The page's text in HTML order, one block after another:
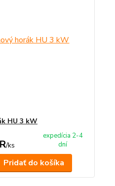
HU 3 kW
/ks
expedícia 2-4
dní
Pridať do košíka